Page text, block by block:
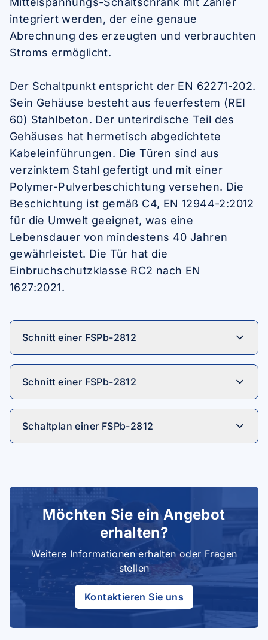
Möchten Sie ein Angebot
erhalten?
Weitere Informationen erhalten oder Fragen
stellen
Kontaktieren Sie uns
integriert werden, der eine genaue
Abrechnung des erzeugten und verbrauchten
Stroms ermöglicht.
Der Schaltpunkt entspricht der EN 62271-202.
Sein Gehäuse besteht aus feuerfestem (REI
60) Stahlbeton. Der unterirdische Teil des
Gehäuses hat hermetisch abgedichtete
Kabeleinführungen. Die Türen sind aus
verzinktem Stahl gefertigt und mit einer
Polymer-Pulverbeschichtung versehen. Die
Beschichtung ist gemäß C4, EN 12944-2:2012
für die Umwelt geeignet, was eine
Lebensdauer von mindestens 40 Jahren
gewährleistet. Die Tür hat die
Einbruchschutzklasse RC2 nach EN
1627:2021.
Schnitt einer FSPb-2812
Schnitt einer FSPb-2812
Schaltplan einer FSPb-2812